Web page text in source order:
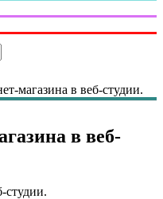
магазина в веб-студии.
в веб-
студии.